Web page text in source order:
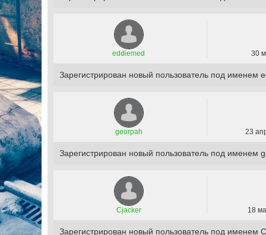
eddiemed 30
Зарегистрирован новый пользователь под именем
georpah 23
Зарегистрирован новый пользователь под именем
Cjacker 18
Зарегистрирован новый пользователь под именем